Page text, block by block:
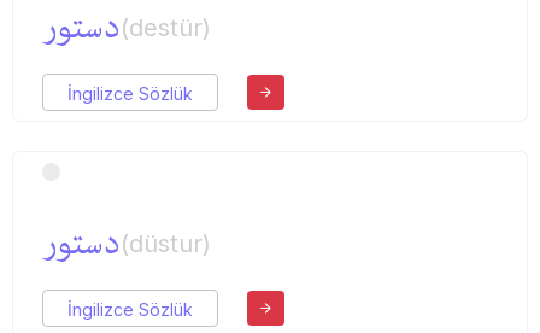
دستور(destür)
İngilizce Sözlük
دستور(düstur)
İngilizce Sözlük